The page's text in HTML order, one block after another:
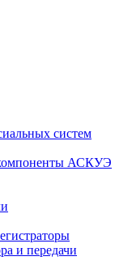
систем
компоненты АСКУЭ
и передачи